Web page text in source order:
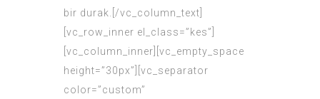
bir durak.[/vc_column_text]
[vc_row_inner el_class=”kes”]
[vc_column_inner][vc_empty_space
height=”30px”][vc_separator
color=”custom”